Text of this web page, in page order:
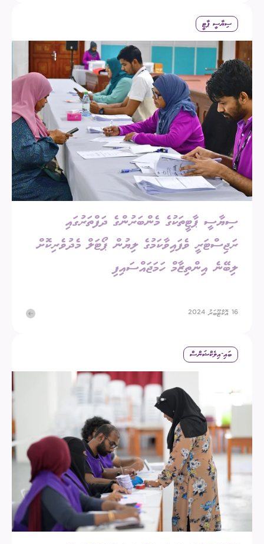
ސިޔާސީ ޕާޓީ
ސިޔާސީ ޕާޓީތަކުގެ މެންބަރުންގެ ދަފްތަރުގައި
ރަޖިސްޓަރީ ވެފައިވާކަމުގެ ލިޔުން ޕޯޓަލް މެދުވެރިކޮށް
ލިބޭނެ އިންތިޒާމް ހަމަޖައްސައިފި
16 އޮކްޓޫބަރު 2024
ބައި-އިލެކްޝަންސް